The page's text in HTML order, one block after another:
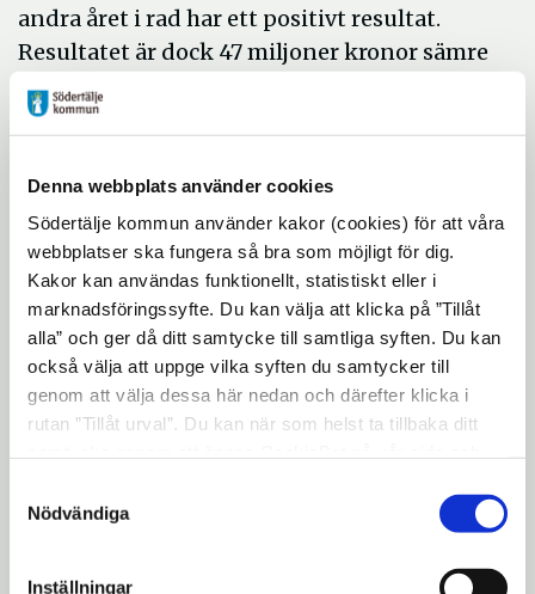
Denna webbplats använder cookies
Södertälje kommun använder kakor (cookies) för att våra
webbplatser ska fungera så bra som möjligt för dig.
Kakor kan användas funktionellt, statistiskt eller i
marknadsföringssyfte. Du kan välja att klicka på ”Tillåt
alla” och ger då ditt samtycke till samtliga syften. Du kan
också välja att uppge vilka syften du samtycker till
genom att välja dessa här nedan och därefter klicka i
rutan ”Tillåt urval”. Du kan när som helst ta tillbaka ditt
"Visa detaljer" kan du läsa om hur kakorna används och
hur vi och våra leverantörer inhämtar och behandlar
Nödvändiga
Inställningar
andra året i rad har ett positivt resultat.
Resultatet är dock 47 miljoner kronor sämre
än föregående år. Variationer i ett antal
engångsposter ligger bakom
Kommunen klarar balanskravet
För kommunernas ekonomi gäller ett
lagstadgat balanskrav från och med år 2000.
Årets balansresultat blev 72 miljoner kronor
efter korrigeringar, vilket innebär att
Södertälje kommun klarar balanskravet
även detta år.
att "öronmärka" vissa resultat för särskilda
kommunen 24 miljoner till en social fond